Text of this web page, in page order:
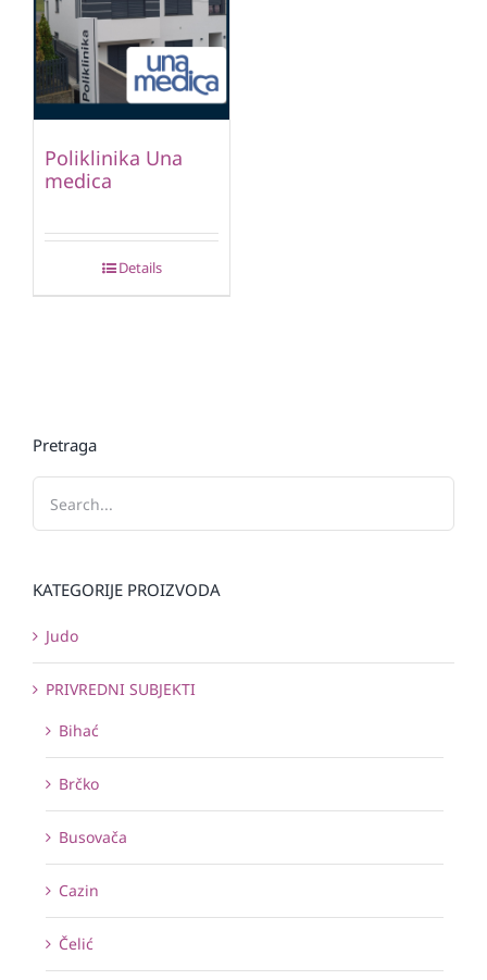
Poliklinika Una
medica
Details
Pretraga
KATEGORIJE PROIZVODA
Judo
PRIVREDNI SUBJEKTI
Bihać
Brčko
Busovača
Cazin
Čelić